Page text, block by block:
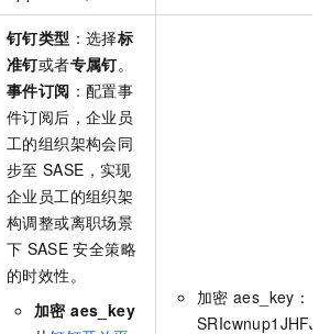
钉钉类型 ：选择标
准钉或者专属钉。
事件订阅 ：配置事
件订阅后，企业员
工的组织架构会同
步至 SASE ，实现
企业员工的组织架
构调整或离职场景
下 SASE 安全策略
的时效性。
加密 aes_key
加密 aes_key：